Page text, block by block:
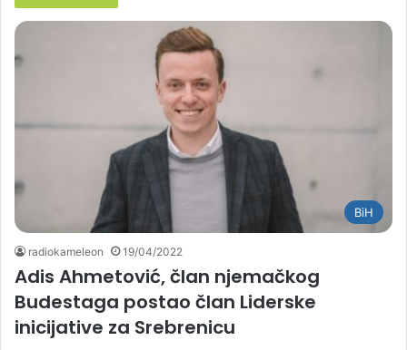
BiH
radiokameleon 19/04/2022
Adis Ahmetović, član njemačkog
Budestaga postao član Liderske
inicijative za Srebrenicu